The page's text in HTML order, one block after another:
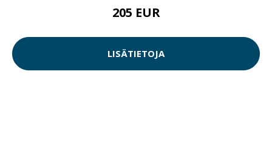
205 EUR
LISÄTIETOJA